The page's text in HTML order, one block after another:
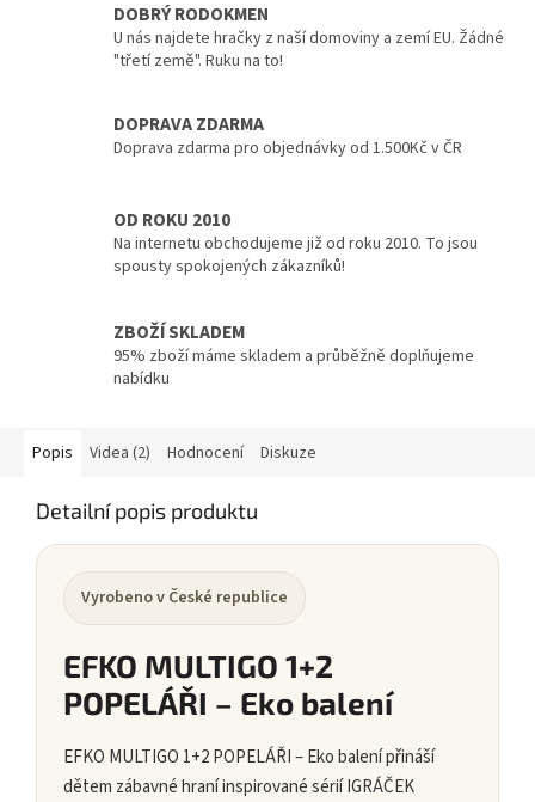
DOBRÝ RODOKMEN
U nás najdete hračky z naší domoviny a zemí EU. Žádné
"třetí země". Ruku na to!
DOPRAVA ZDARMA
Doprava zdarma pro objednávky od 1.500Kč v ČR
OD ROKU 2010
Na internetu obchodujeme již od roku 2010. To jsou
spousty spokojených zákazníků!
ZBOŽÍ SKLADEM
95% zboží máme skladem a průběžně doplňujeme
nabídku
Popis Videa (2) Hodnocení Diskuze
Detailní popis produktu
Vyrobeno v České republice
EFKO MULTIGO 1+2
POPELÁŘI – Eko balení
EFKO MULTIGO 1+2 POPELÁŘI – Eko balení přináší
dětem zábavné hraní inspirované sérií IGRÁČEK